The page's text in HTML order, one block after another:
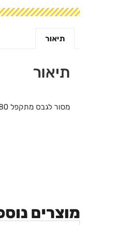
תיאור
תיאור
מסור לגבס מתקפל 180 מ"מ באריזת תליה
מוצרים